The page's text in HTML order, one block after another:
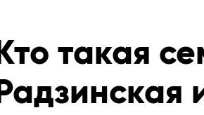
Кто такая
Радзинская